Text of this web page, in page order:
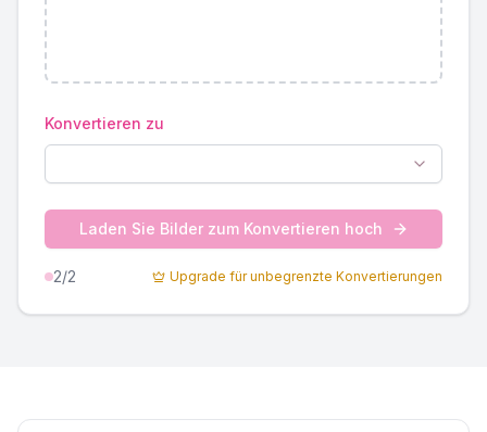
Konvertieren zu
Laden Sie Bilder zum Konvertieren hoch
2/2 Upgrade für unbegrenzte Konvertierungen